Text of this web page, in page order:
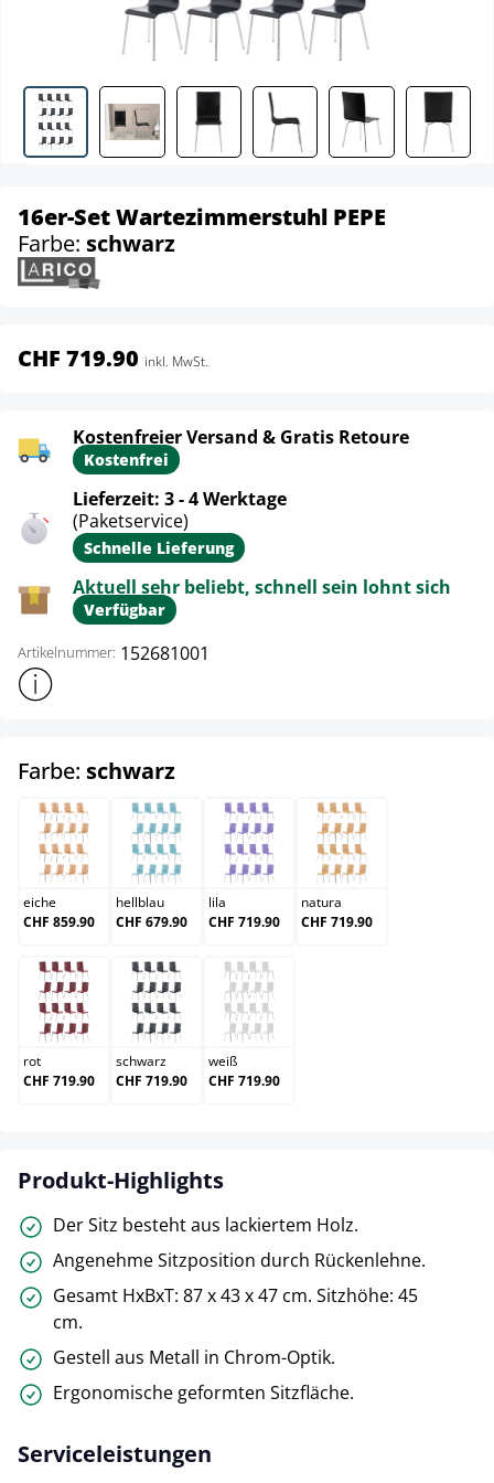
16er-Set Wartezimmerstuhl PEPE
Farbe: schwarz
CHF 719.90 inkl. MwSt.
Kostenfreier Versand & Gratis Retoure
Kostenfrei
Lieferzeit: 3 - 4 Werktage
(Paketservice)
Schnelle Lieferung
Aktuell sehr beliebt, schnell sein lohnt sich
Verfügbar
Artikelnummer: 152681001
Weitere Produktinformationen anzeigen
Farbe: schwarzauswählen
eiche
eiche
CHF 859.90
hellblau
hellblau
CHF 679.90
lila
lila
CHF 719.90
natura
natura
CHF 719.90
rot
rot
CHF 719.90
schwarz
schwarz
CHF 719.90
weiß
weiß
CHF 719.90
Produkt-Highlights
Der Sitz besteht aus lackiertem Holz.
Angenehme Sitzposition durch Rückenlehne.
Gesamt HxBxT: 87 x 43 x 47 cm. Sitzhöhe: 45
cm.
Gestell aus Metall in Chrom-Optik.
Ergonomische geformten Sitzfläche.
Serviceleistungen